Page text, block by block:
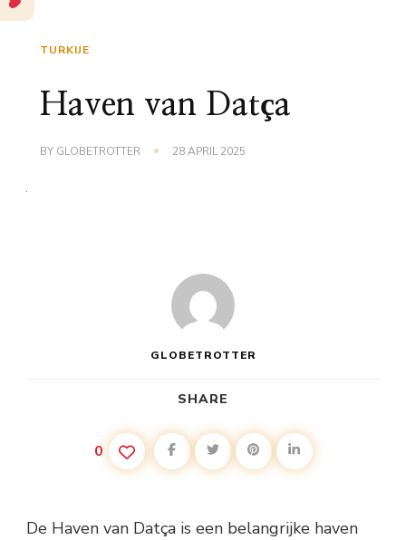
TURKIJE
Haven van Datça
BY GLOBETROTTER 28 APRIL 2025
GLOBETROTTER
SHARE
0
De Haven van Datça is een belangrijke haven